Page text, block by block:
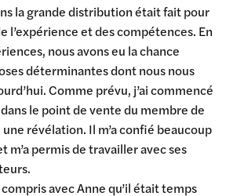
la grande distribution était fait pour
l’expérience et des compétences. En
nous avons eu la chance
déterminantes dont nous nous
Comme prévu, j’ai commencé
le point de vente du membre de
révélation. Il m’a confié beaucoup
m’a permis de travailler avec ses
avec Anne qu’il était temps